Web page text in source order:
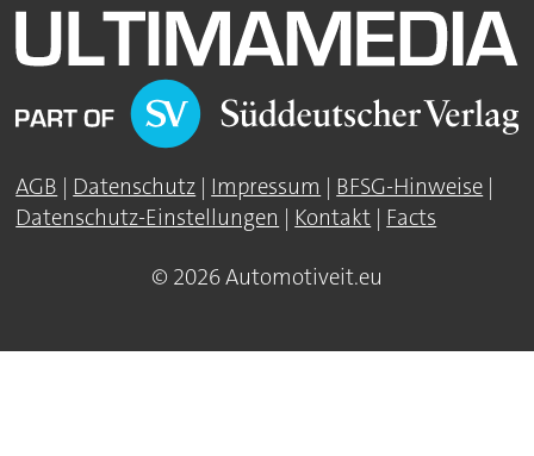
AGB | Datenschutz | Impressum | BFSG-Hinweise |
Datenschutz-Einstellungen | Kontakt | Facts
© 2026 Automotiveit.eu